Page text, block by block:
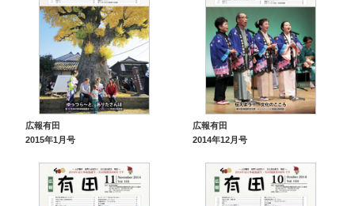
広報有田
2015年1月号
広報有田
2014年12月号